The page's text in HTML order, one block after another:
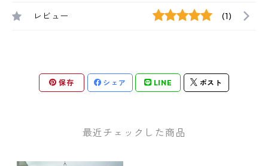
レビュー (1)
保存 シェア LINE ポスト
最近チェックした商品